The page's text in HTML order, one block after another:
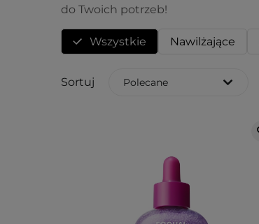
do Twoich potrzeb!
Wszystkie Nawilżające
Sortuj Polecane